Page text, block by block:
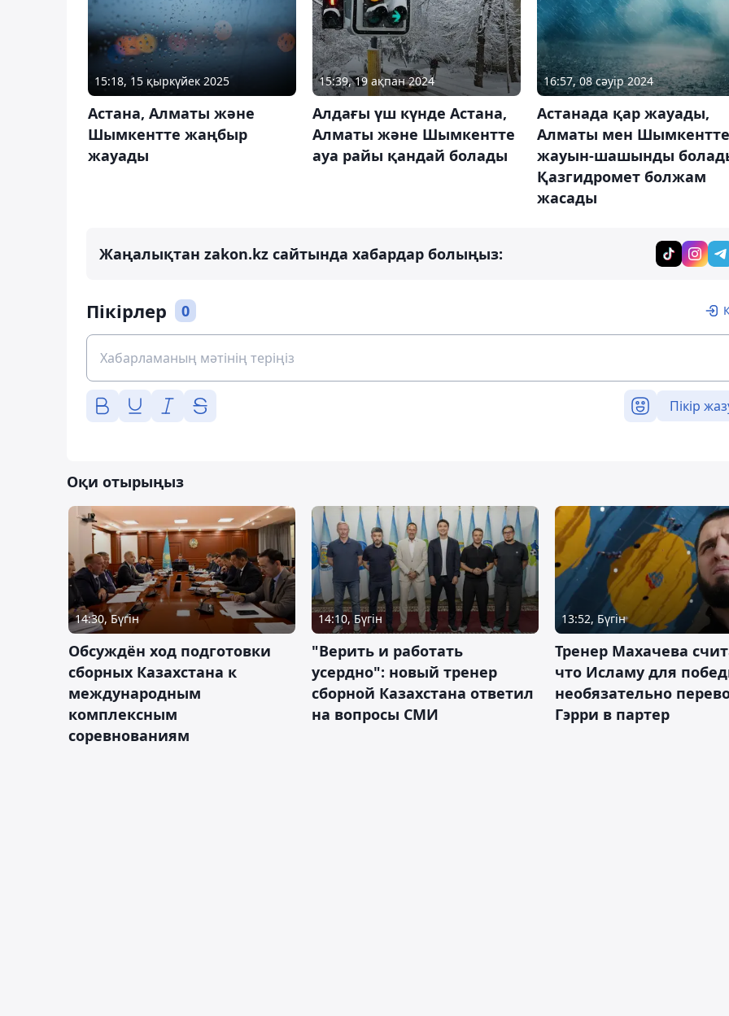
15:18, 15 қыркүйек 2025
Астана, Алматы және
Шымкентте жаңбыр
жауады
15:39, 19 ақпан 2024
Алдағы үш күнде Астана,
Алматы және Шымкентте
ауа райы қандай болады
16:57, 08 сәуір 2024
Астанада қар жауады,
Алматы мен Шымкентте
жауын-шашынды
Қазгидромет болжам
жасады
Жаңалықтан zakon.kz сайтында хабардар болыңыз:
Пікірлер 0
Пікір
Оқи отырыңыз
14:30, Бүгін
Обсуждён ход подготовки
сборных Казахстана к
международным
комплексным
соревнованиям
14:10, Бүгін
"Верить и работать
усердно": новый тренер
сборной Казахстана ответил
на вопросы СМИ
13:52, Бүгін
Тренер Махачева
что Исламу для
необязательно
Гэрри в партер